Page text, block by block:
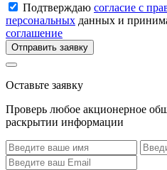
Подтверждаю согласие с
персональных данных и
соглашение
Отправить заявку
Оставьте заявку
Проверь любое акционерное
раскрытии информации